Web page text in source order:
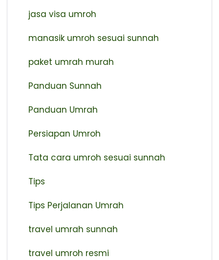
jasa visa umroh
manasik umroh sesuai sunnah
paket umrah murah
Panduan Sunnah
Panduan Umrah
Persiapan Umroh
Tata cara umroh sesuai sunnah
Tips
Tips Perjalanan Umrah
travel umrah sunnah
travel umroh resmi